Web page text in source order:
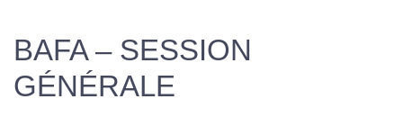
BAFA – SESSION
GÉNÉRALE